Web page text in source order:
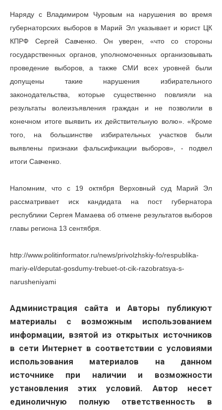
Наряду с Владимиром Чуровым на нарушения во время
губернаторских выборов в Марий Эл указывает и юрист ЦК
КПРФ Сергей Савченко. Он уверен, «что со стороны
государственных органов, уполномоченных организовывать
проведение выборов, а также СМИ всех уровней были
допущены такие нарушения избирательного
законодательства, которые существенно повлияли на
результаты волеизъявления граждан и не позволили в
конечном итоге выявить их действительную волю». «Кроме
того, на большинстве избирательных участков были
выявлены признаки фальсификации выборов», - подвел
итоги Савченко.
Напомним, что с 19 октября Верховный суд Марий Эл
рассматривает иск кандидата на пост губернатора
республики Сергея Мамаева об отмене результатов выборов
главы региона 13 сентября.
http://www.politinformator.ru/news/privolzhskiy-fo/respublika-
mariy-el/deputat-gosdumy-trebuet-ot-cik-razobratsya-s-
narusheniyami
Администрация сайта и Авторы публикуют
материалы с возможным использованием
информации, взятой из открытых источников
в сети Интернет в соответствии с условиями
использования материалов на данном
источнике при наличии и возможности
установления этих условий. Автор несет
единоличную полную ответственность в